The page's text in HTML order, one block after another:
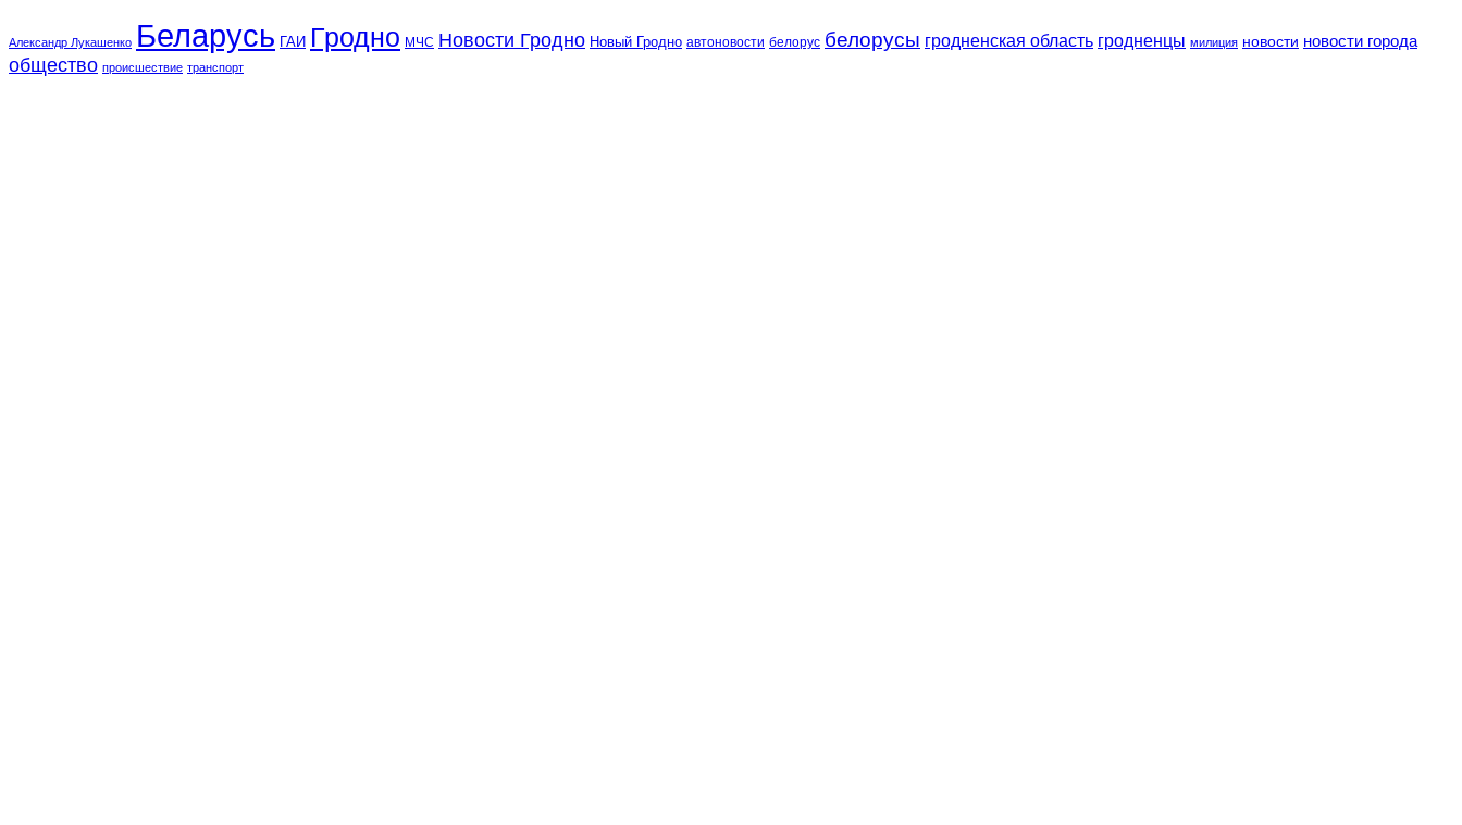
Александр Лукашенко Беларусь ГАИ Гродно МЧС Новости Гродно Новый Гродно автоновости белорус белорусы гродненская область гродненцы милиция новости новости города
общество происшествие транспорт